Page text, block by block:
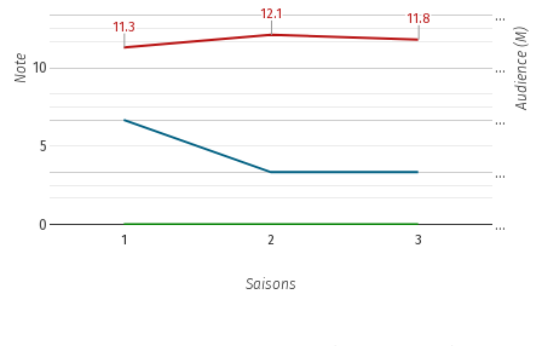
1 2 3
0
5
10
…
…
…
…
…
11.3
11.3
12.1
12.1 11.8
11.8
Saisons
Note Audience (M)